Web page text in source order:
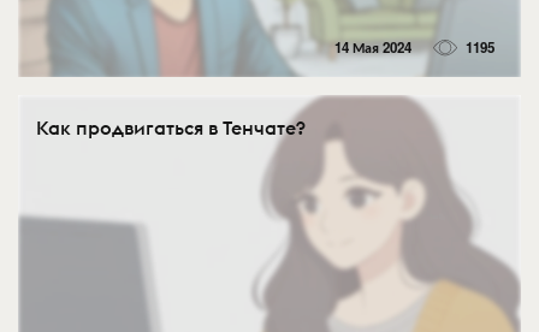
14 Мая 2024 1195
Как продвигаться в Тенчате?